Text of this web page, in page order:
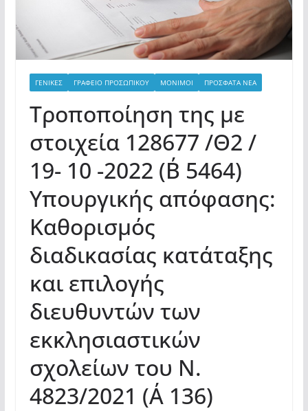
ΓΕΝΙΚΕΣ ΓΡΑΦΕΙΟ ΠΡΟΣΩΠΙΚΟΥ ΜΟΝΙΜΟΙ ΠΡΟΣΦΑΤΑ ΝΕΑ
Τροποποίηση της με
στοιχεία 128677 /Θ2 /
19- 10 -2022 (Β΄ 5464)
Υπουργικής απόφασης:
Καθορισμός
διαδικασίας κατάταξης
και επιλογής
διευθυντών των
εκκλησιαστικών
σχολείων του Ν.
4823/2021 (Α΄ 136)